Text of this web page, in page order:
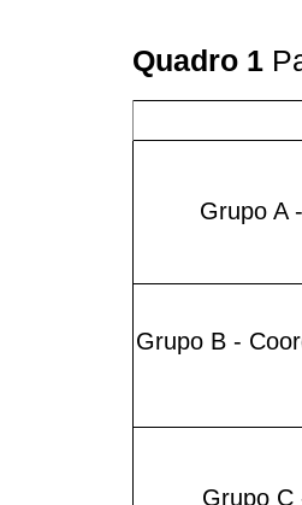
Quadro 1
Grupo A
Grupo B -
Grupo C